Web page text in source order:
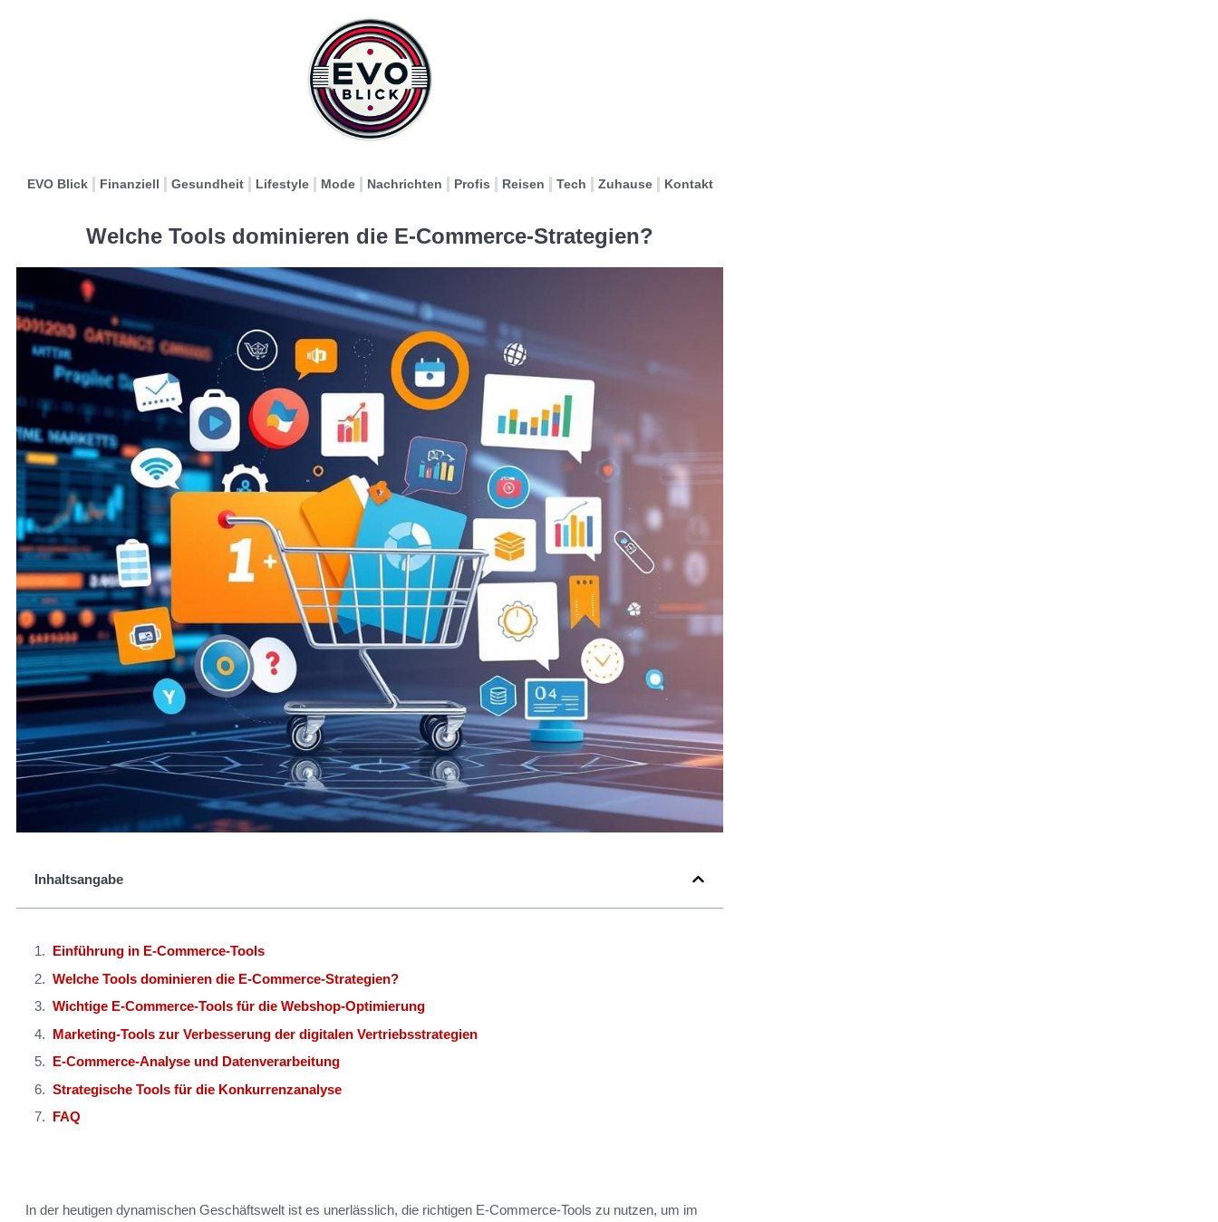
EVO Blick Finanziell Gesundheit Lifestyle Mode Nachrichten Profis Reisen Tech Zuhause Kontakt
Welche Tools dominieren die E-Commerce-Strategien?
Inhaltsangabe
Einführung in E-Commerce-Tools
Welche Tools dominieren die E-Commerce-Strategien?
Wichtige E-Commerce-Tools für die Webshop-Optimierung
Marketing-Tools zur Verbesserung der digitalen Vertriebsstrategien
E-Commerce-Analyse und Datenverarbeitung
Strategische Tools für die Konkurrenzanalyse
FAQ
In der heutigen dynamischen Geschäftswelt ist es unerlässlich, die richtigen E-Commerce-Tools zu nutzen, um im